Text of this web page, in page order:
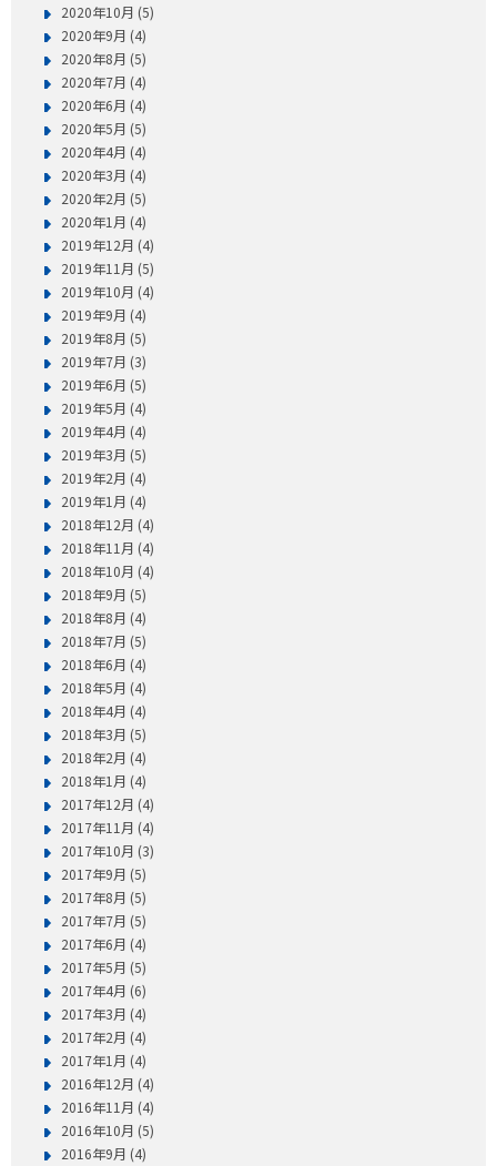
2020年10月 (5)
2020年9月 (4)
2020年8月 (5)
2020年7月 (4)
2020年6月 (4)
2020年5月 (5)
2020年4月 (4)
2020年3月 (4)
2020年2月 (5)
2020年1月 (4)
2019年12月 (4)
2019年11月 (5)
2019年10月 (4)
2019年9月 (4)
2019年8月 (5)
2019年7月 (3)
2019年6月 (5)
2019年5月 (4)
2019年4月 (4)
2019年3月 (5)
2019年2月 (4)
2019年1月 (4)
2018年12月 (4)
2018年11月 (4)
2018年10月 (4)
2018年9月 (5)
2018年8月 (4)
2018年7月 (5)
2018年6月 (4)
2018年5月 (4)
2018年4月 (4)
2018年3月 (5)
2018年2月 (4)
2018年1月 (4)
2017年12月 (4)
2017年11月 (4)
2017年10月 (3)
2017年9月 (5)
2017年8月 (5)
2017年7月 (5)
2017年6月 (4)
2017年5月 (5)
2017年4月 (6)
2017年3月 (4)
2017年2月 (4)
2017年1月 (4)
2016年12月 (4)
2016年11月 (4)
2016年10月 (5)
2016年9月 (4)